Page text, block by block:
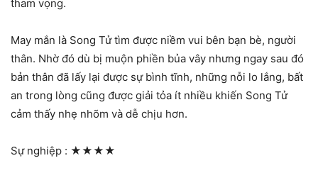
tham vọng.
May mắn là Song Tử tìm được niềm vui bên bạn bè, người
thân. Nhờ đó dù bị muộn phiền bủa vây nhưng ngay sau đó
bản thân đã lấy lại được sự bình tĩnh, những nỗi lo lắng, bất
an trong lòng cũng được giải tỏa ít nhiều khiến Song Tử
cảm thấy nhẹ nhõm và dễ chịu hơn.
Sự nghiệp : ★★★★